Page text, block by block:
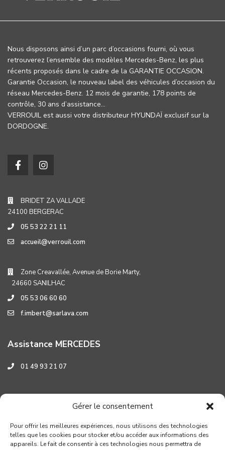
Gérer le consentement
Pour offrir les meilleures expériences, nous utilisons des technologies
telles que les cookies pour stocker et/ou accéder aux informations des
appareils. Le fait de consentir à ces technologies nous permettra de
Nous disposons ainsi d’un parc d’occasions fourni, où vous
retrouverez l’ensemble des modèles Mercedes-Benz, les plus
récents proposés dans le cadre de la GARANTIE OCCASION.
Garantie Occasion, le nouveau label des véhicules d’occasion du
réseau Mercedes-Benz. 12 mois de garantie, 178 points de
contrôle, 30 ans d’assistance…
VERROUIL est aussi votre distributeur HYUNDAÏ exclusif sur la
DORDOGNE.
BRIDET ZA VALLADE
24100 BERGERAC
05 53 22 21 11
accueil@verrouil.com
Zone Creavallée, Avenue de Borie Marty,
24660 SANILHAC
05 53 06 60 60
f.imbert@sarlava.com
Assistance MERCEDES
01 49 93 21 07
Assistance HYUNDAI